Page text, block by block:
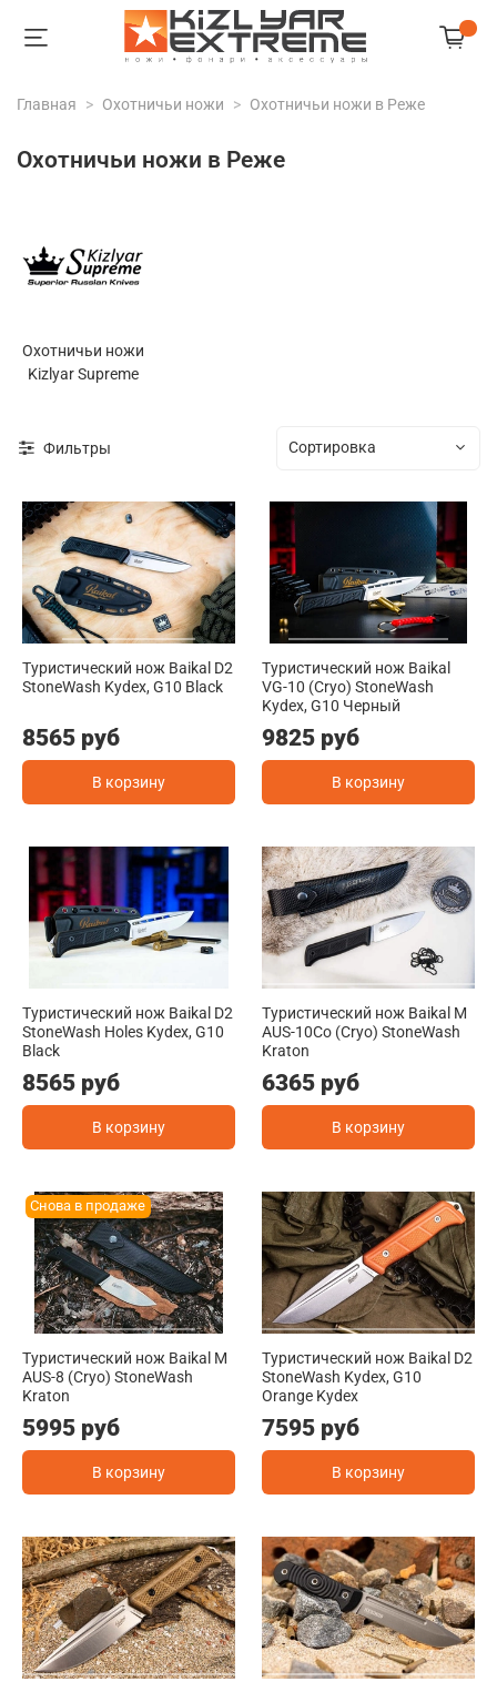
Главная Охотничьи ножи Охотничьи ножи в Реже
Охотничьи ножи в Реже
Охотничьи ножи
Kizlyar Supreme
Фильтры
Туристический нож Baikal D2
StoneWash Kydex, G10 Black
8565 руб
В корзину
Туристический нож Baikal
VG-10 (Cryo) StoneWash
Kydex, G10 Черный
9825 руб
В корзину
Туристический нож Baikal D2
StoneWash Holes Kydex, G10
Black
8565 руб
В корзину
Туристический нож Baikal M
AUS-10Co (Cryo) StoneWash
Kraton
6365 руб
В корзину
Снова в продаже
Туристический нож Baikal M
AUS-8 (Cryo) StoneWash
Kraton
5995 руб
В корзину
Туристический нож Baikal D2
StoneWash Kydex, G10
Orange Kydex
7595 руб
В корзину